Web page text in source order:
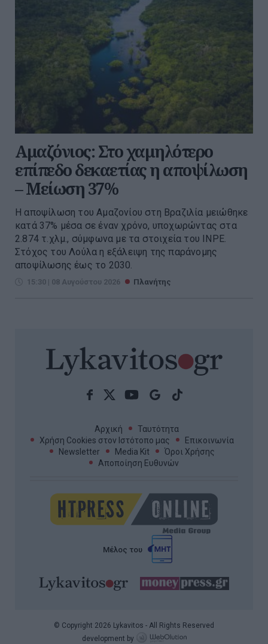
Αμαζόνιος: Στο χαμηλότερο
επίπεδο δεκαετίας η αποψίλωση
– Μείωση 37%
Η αποψίλωση του Αμαζονίου στη Βραζιλία μειώθηκε
κατά 37% μέσα σε έναν χρόνο, υποχωρώντας στα
2.874 τ.χλμ., σύμφωνα με τα στοιχεία του INPE.
Στόχος του Λούλα η εξάλειψη της παράνομης
αποψίλωσης έως το 2030.
15:30 | 08 Αυγούστου 2026 Πλανήτης
Αρχική
Ταυτότητα
Χρήση Cookies στον Ιστότοπο μας
Επικοινωνία
Newsletter
Media Kit
Όροι Χρήσης
Αποποίηση Ευθυνών
Μέλος του
© Copyright 2026 Lykavitos - All Rights Reserved
development by